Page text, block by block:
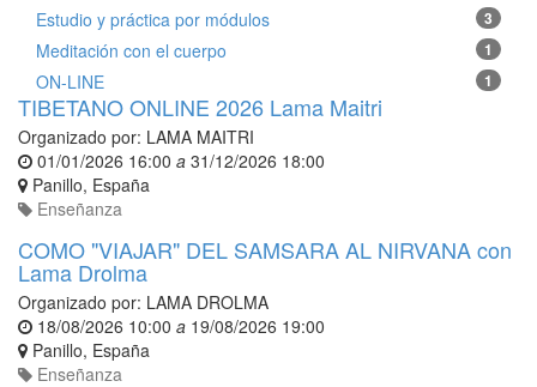
Estudio y práctica por módulos 3
Meditación con el cuerpo 1
ON-LINE 1
TIBETANO ONLINE 2026 Lama Maitri
Organizado por: LAMA MAITRI
01/01/2026 16:00 a 31/12/2026 18:00
Panillo, España
Enseñanza
COMO "VIAJAR" DEL SAMSARA AL NIRVANA con
Lama Drolma
Organizado por: LAMA DROLMA
18/08/2026 10:00 a 19/08/2026 19:00
Panillo, España
Enseñanza